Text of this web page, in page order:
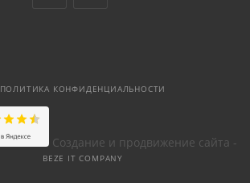
ПОЛИТИКА КОНФИДЕНЦИАЛЬНОСТИ
Создание и продвижение сайта -
BEZE IT COMPANY